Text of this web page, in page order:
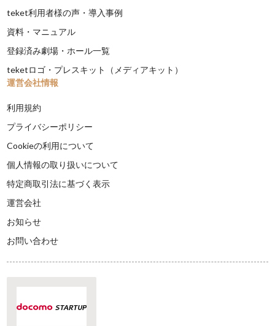
teket利用者様の声・導入事例
資料・マニュアル
登録済み劇場・ホール一覧
teketロゴ・プレスキット（メディアキット）
運営会社情報
利用規約
プライバシーポリシー
Cookieの利用について
個人情報の取り扱いについて
特定商取引法に基づく表示
運営会社
お知らせ
お問い合わせ